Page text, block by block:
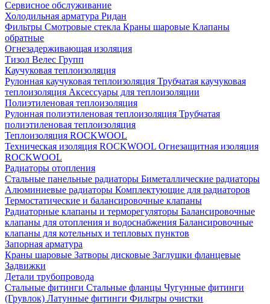
Сервисное обслуживание
Холодильная арматура Ридан
Фильтры Смотровые стекла Краны шаровые Клапаны
обратные
Огнезадерживающая изоляция
Тизол Велес Групп
Каучуковая теплоизоляция
Рулонная каучуковая теплоизоляция Трубчатая каучуковая
теплоизоляция Аксессуары для теплоизоляции
Полиэтиленовая теплоизоляция
Рулонная полиэтиленовая теплоизоляция Трубчатая
полиэтиленовая теплоизоляция
Теплоизоляция ROCKWOOL
Техническая изоляция ROCKWOOL Огнезащитная изоляция
ROCKWOOL
Радиаторы отопления
Стальные панельные радиаторы Биметаллические радиаторы
Алюминиевые радиаторы Комплектующие для радиаторов
Термостатические и балансировочные клапаны
Радиаторные клапаны и терморегуляторы Балансировочные
клапаны для отопления и водоснабжения Балансировочные
клапаны для котельных и тепловых пунктов
Запорная арматура
Краны шаровые Затворы дисковые Заглушки фланцевые
Задвижки
Детали трубопровода
Стальные фитинги Стальные фланцы Чугунные фитинги
(Грувлок) Латунные фитинги Фильтры очистки